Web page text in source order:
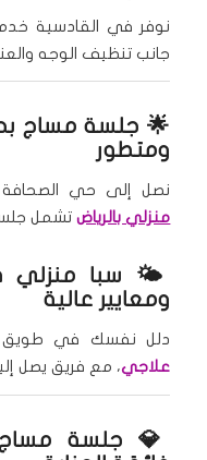
نوفر في القادسية
جانب تنظيف الوجه
🌟 جلسة مساج
ومتطور
نصل إلى حي الصحافة
منزلي بالرياضتشمل
🌤️ سبا
ومعايير عالية
دلل نفسك في طويق
علاجي، مع فريق يصل
💎 جلسة